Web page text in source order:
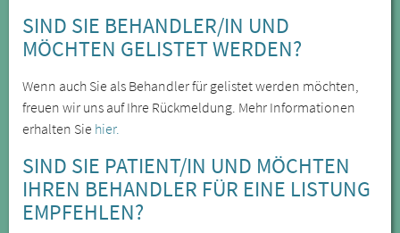
SIND SIE BEHANDLER/IN UND
MÖCHTEN GELISTET WERDEN?
Wenn auch Sie als Behandler für gelistet werden möchten,
freuen wir uns auf Ihre Rückmeldung. Mehr Informationen
erhalten Sie hier.
SIND SIE PATIENT/IN UND MÖCHTEN
IHREN BEHANDLER FÜR EINE LISTUNG
EMPFEHLEN?